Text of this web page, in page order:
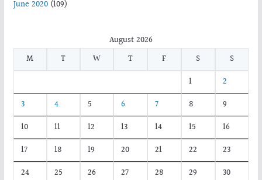
June 2020(109)
August 2026
M
T W T F S
S
1
2
3
4 5 6 7 8
9
10
11 12 13 14 15
16
17
18 19 20 21 22
23
24
25 26 27 28 29
30